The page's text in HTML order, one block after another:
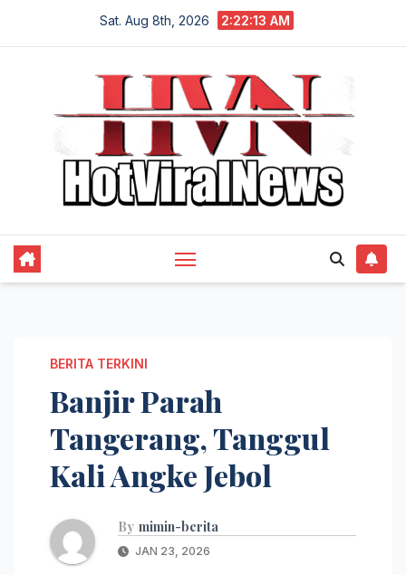
Sat. Aug 8th, 2026 2:22:14 AM
BERITA TERKINI
Banjir Parah
Tangerang, Tanggul
Kali Angke Jebol
By mimin-berita
JAN 23, 2026